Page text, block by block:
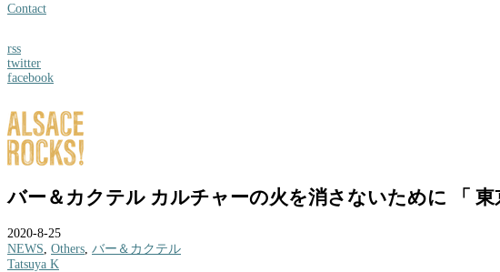
Contact
rss
twitter
facebook
バー＆カクテル カルチャーの火を消さないために 「 東
2020-8-25
NEWS Others バー＆カクテル
Tatsuya K